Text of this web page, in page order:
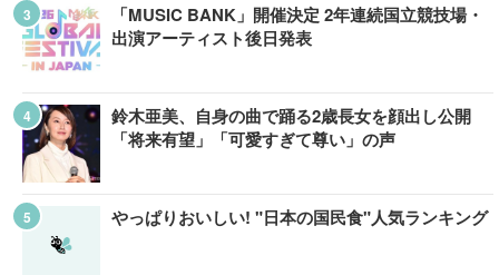
「MUSIC BANK」開催決定 2年連続国立競技場・
出演アーティスト後日発表
鈴木亜美、自身の曲で踊る2歳長女を顔出し公開
「将来有望」「可愛すぎて尊い」の声
やっぱりおいしい! "日本の国民食"人気ランキング